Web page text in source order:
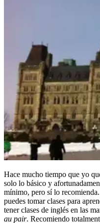
Hace mucho tiempo que yo
solo lo básico y
mínimo, pero sí lo
puedes tomar clases para
tener clases de inglés en las
au pair. Recomiendo